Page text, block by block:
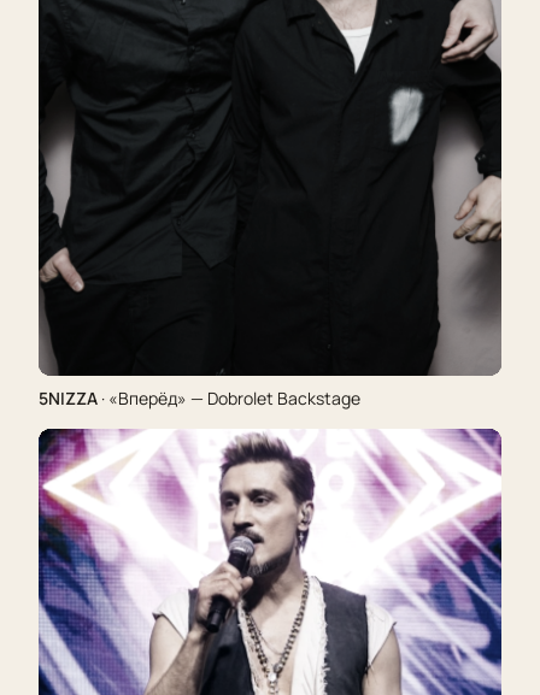
5NIZZA · «Вперёд» — Dobrolet Backstage